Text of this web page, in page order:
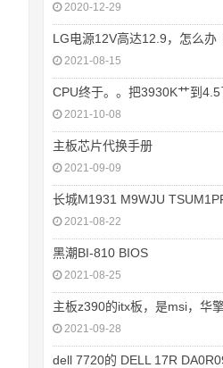
2020-12-29
LG电源12V高达12.9，怎么办
2021-08-15
CPU终于。。把3930K艹到4.5
2021-10-08
主板芯片代换手册
2021-09-09
长城M1931 M9WJU
2021-08-22
黑潮BI-810 BIOS
2021-08-25
主板z390的itx板，是msi，华
2021-09-28
dell 7720的 DELL 17R